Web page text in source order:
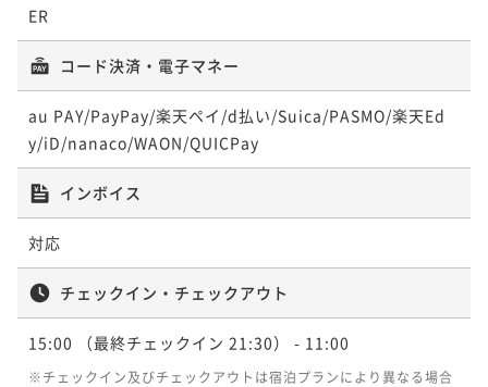
ER
コード決済・電子マネー
au PAY/PayPay/楽天ペイ/d払い/Suica/PASMO/楽天Ed
y/iD/nanaco/WAON/QUICPay
インボイス
対応
チェックイン・チェックアウト
15:00 （最終チェックイン 21:30） - 11:00
※チェックイン及びチェックアウトは宿泊プランにより異なる場合